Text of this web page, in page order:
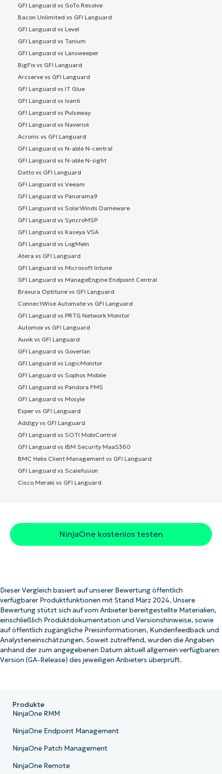
GFI Languard vs GoTo Resolve
Bacon Unlimited vs GFI Languard
GFI Languard vs Level
GFI Languard vs Tanium
GFI Languard vs Lansweeper
BigFix vs GFI Languard
Arcserve vs GFI Languard
GFI Languard vs IT Glue
GFI Languard vs Ivanti
GFI Languard vs Pulseway
GFI Languard vs Naverisk
Acronis vs GFI Languard
GFI Languard vs N-able N-central
GFI Languard vs N-able N-sight
Datto vs GFI Languard
GFI Languard vs Veeam
GFI Languard vs Panorama9
GFI Languard vs SolarWinds Dameware
GFI Languard vs SyncroMSP
GFI Languard vs Kaseya VSA
GFI Languard vs LogMeIn
Atera vs GFI Languard
GFI Languard vs Microsoft Intune
GFI Languard vs ManageEngine Endpoint Central
Bravura Optitune vs GFI Languard
ConnectWise Automate vs GFI Languard
GFI Languard vs PRTG Network Monitor
Automox vs GFI Languard
Auvik vs GFI Languard
GFI Languard vs Goverlan
GFI Languard vs LogicMonitor
GFI Languard vs Sophos Mobile
GFI Languard vs Pandora FMS
GFI Languard vs Mosyle
Esper vs GFI Languard
Addigy vs GFI Languard
GFI Languard vs SOTI MobiControl
GFI Languard vs IBM Security MaaS360
BMC Helix Client Management vs GFI Languard
GFI Languard vs Scalefusion
Cisco Meraki vs GFI Languard
NinjaOne kostenlos testen
Dieser Vergleich basiert auf unserer Bewertung öffentlich
verfügbarer Produktfunktionen mit Stand März 2024. Unsere
Bewertung stützt sich auf vom Anbieter bereitgestellte Materialien,
einschließlich Produktdokumentation und Versionshinweise, sowie
auf öffentlich zugängliche Preisinformationen, Kundenfeedback und
Analysteneinschätzungen. Soweit zutreffend, wurden die Angaben
anhand der zum angegebenen Datum aktuell allgemein verfügbaren
Version (GA-Release) des jeweiligen Anbieters überprüft.
Produkte
NinjaOne RMM
NinjaOne Endpoint Management
NinjaOne Patch Management
NinjaOne Remote